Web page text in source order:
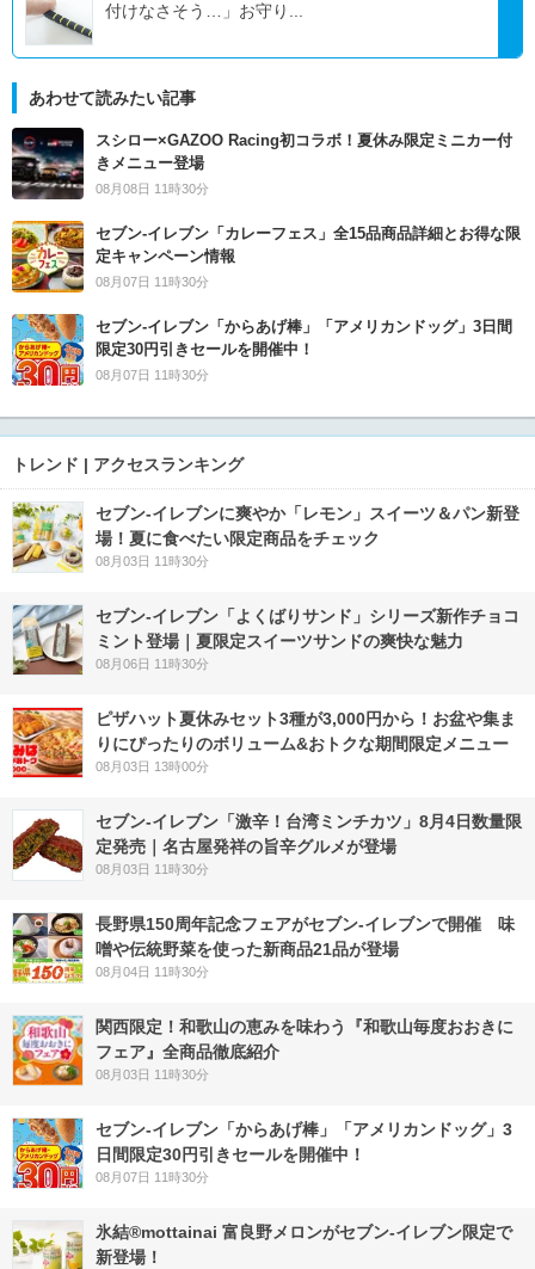
付けなさそう…」お守り...
あわせて読みたい記事
スシロー×GAZOO Racing初コラボ！夏休み限定ミニカー付
きメニュー登場
08月08日 11時30分
セブン‐イレブン「カレーフェス」全15品商品詳細とお得な限
定キャンペーン情報
08月07日 11時30分
セブン‐イレブン「からあげ棒」「アメリカンドッグ」3日間
限定30円引きセールを開催中！
08月07日 11時30分
トレンド | アクセスランキング
セブン‐イレブンに爽やか「レモン」スイーツ＆パン新登
場！夏に食べたい限定商品をチェック
08月03日 11時30分
セブン‐イレブン「よくばりサンド」シリーズ新作チョコ
ミント登場｜夏限定スイーツサンドの爽快な魅力
08月06日 11時30分
ピザハット夏休みセット3種が3,000円から！お盆や集ま
りにぴったりのボリューム&おトクな期間限定メニュー
08月03日 13時00分
セブン-イレブン「激辛！台湾ミンチカツ」8月4日数量限
定発売｜名古屋発祥の旨辛グルメが登場
08月03日 11時30分
長野県150周年記念フェアがセブン-イレブンで開催 味
噌や伝統野菜を使った新商品21品が登場
08月04日 11時30分
関西限定！和歌山の恵みを味わう『和歌山毎度おおきに
フェア』全商品徹底紹介
08月03日 11時30分
セブン‐イレブン「からあげ棒」「アメリカンドッグ」3
日間限定30円引きセールを開催中！
08月07日 11時30分
氷結®mottainai 富良野メロンがセブン‐イレブン限定で
新登場！